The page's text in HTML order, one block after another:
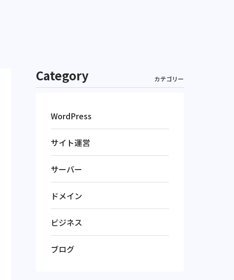
Category カテゴリー
WordPress
サイト運営
サーバー
ドメイン
ビジネス
ブログ